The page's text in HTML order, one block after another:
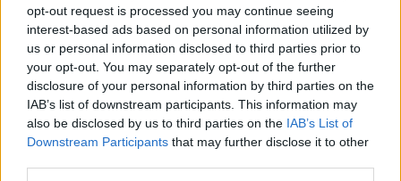
opt-out request is processed you may continue seeing
interest-based ads based on personal information utilized by
us or personal information disclosed to third parties prior to
your opt-out. You may separately opt-out of the further
disclosure of your personal information by third parties on the
IAB’s list of downstream participants. This information may
also be disclosed by us to third parties on the IAB’s List of
Downstream Participants that may further disclose it to other
Börja prenumerera för att läsa detta innehåll.
Starta din prenumerationhär
Eller logga in på ditt konto nedan: